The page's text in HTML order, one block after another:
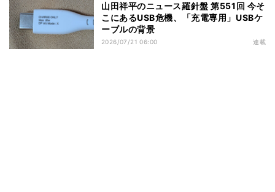
山田祥平のニュース羅針盤 第551回 今そ
こにあるUSB危機、「充電専用」USBケ
ーブルの背景
2026/07/21 06:00 連載